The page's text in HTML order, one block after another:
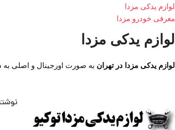
لوازم یدکی مزدا
معرفی خودرو مزدا
لوازم یدکی مزدا
لوازم یدکی مزدا در تهران به صورت اورجینال و اصلی به